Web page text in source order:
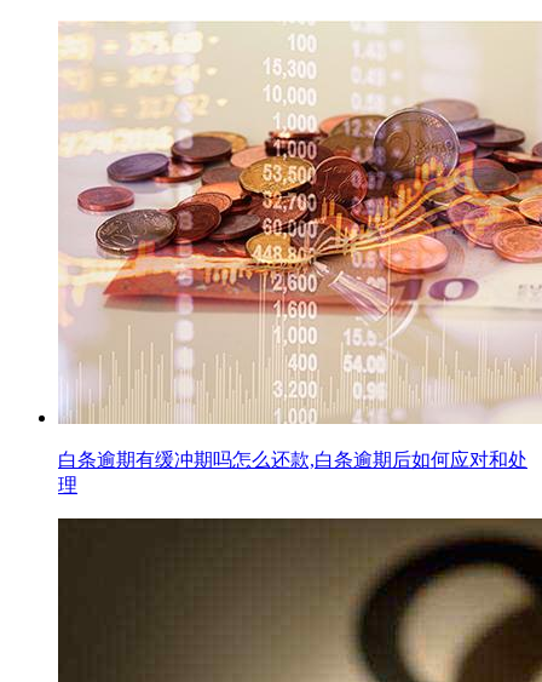
白条逾期有缓冲期吗怎么还款,白条逾期后如何应对和处
理